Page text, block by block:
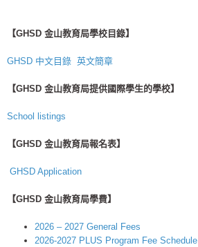
【GHSD 金山教育局學校目錄】
GHSD 中文目錄 英文簡章
【GHSD 金山教育局提供國際學生的學校】
School listings
【GHSD 金山教育局報名表】
GHSD Application
【GHSD 金山教育局學費】
2026 – 2027 General Fees
2026-2027 PLUS Program Fee Schedule